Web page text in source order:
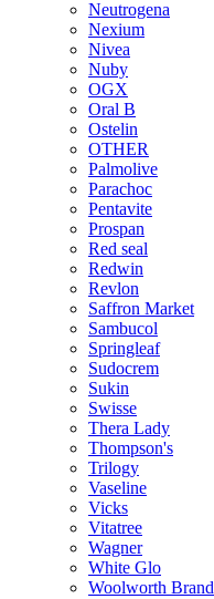
Neutrogena
Nexium
Nivea
Nuby
OGX
Oral B
Ostelin
OTHER
Palmolive
Parachoc
Pentavite
Prospan
Red seal
Redwin
Revlon
Saffron Market
Sambucol
Springleaf
Sudocrem
Sukin
Swisse
Thera Lady
Thompson's
Trilogy
Vaseline
Vicks
Vitatree
Wagner
White Glo
Woolworth Brand